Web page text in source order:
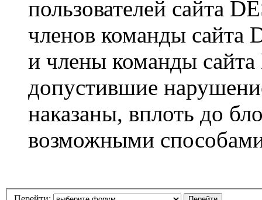
пользователей сайта
членов команды сайта
и члены команды
допустившие
наказаны, вплоть до
возможными